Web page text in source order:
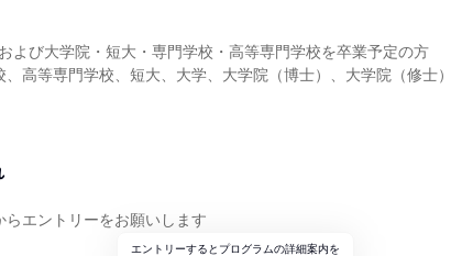
よび大学院・短大・専門学校・高等専門学校を卒業予定の方
高等専門学校、短大、大学、大学院（博士）、大学院（修士）
らエントリーをお願いします
エントリーするとプログラムの詳細案内を